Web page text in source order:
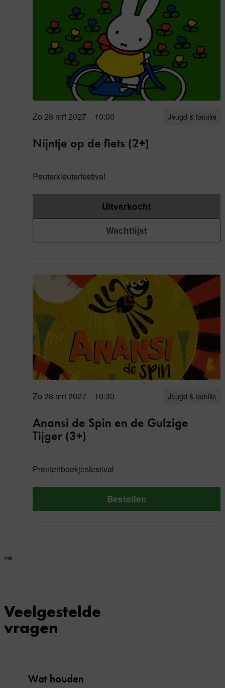
Zo 28 mrt2027 10:00 Jeugd & familie
Nijntje op de fiets (2+)
Peuterkleuterfestival
Uitverkocht
Wachtlijst
Zo 28 mrt2027 10:30 Jeugd & familie
Anansi de Spin en de Gulzige
Tijger (3+)
Prentenboekjesfestival
Bestellen
Veelgestelde
vragen
Wat houden